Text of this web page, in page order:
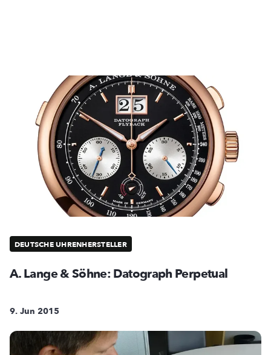
DEUTSCHE UHRENHERSTELLER
A. Lange & Söhne: Datograph Perpetual
9. Jun 2015